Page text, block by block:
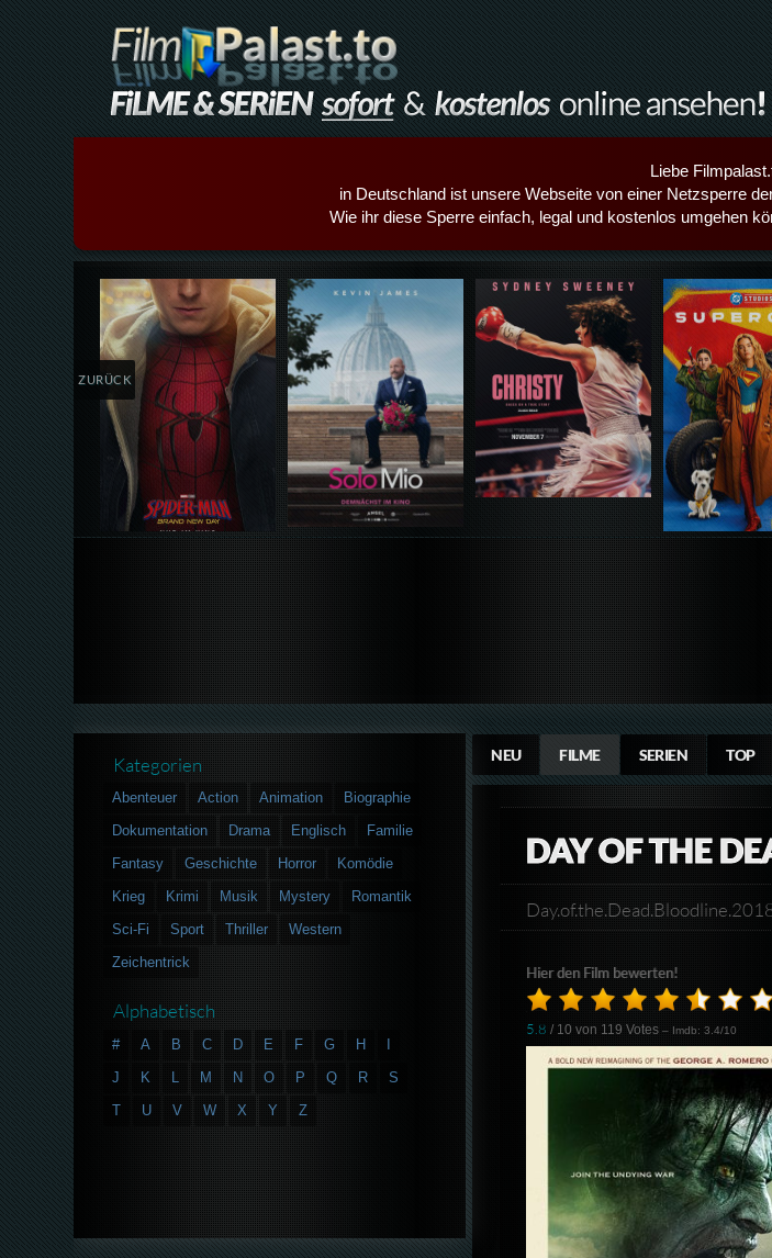
Liebe
in Deutschland ist unsere Webseite von einer Netzsperre
Wie ihr diese Sperre einfach, legal und kostenlos umgehen
Details,Play Details,Play Details,Play
ZURÜCK
NEU FILME SERIEN TOP
DAY OF THE
Hier den Film bewerten!
5.8 / 10 von 119 Votes – Imdb: 3.4/10
Kategorien
Abenteuer Action Animation
Biographie
Dokumentation
Drama Englisch
Familie
Fantasy
Geschichte Horror
Komödie
Krieg
Krimi Musik Mystery
Romantik
Sci-Fi
Sport Thriller
Western
Zeichentrick
Alphabetisch
# A B C D E F G H
J
K L M N O P Q R
S
T
U V W X Y Z